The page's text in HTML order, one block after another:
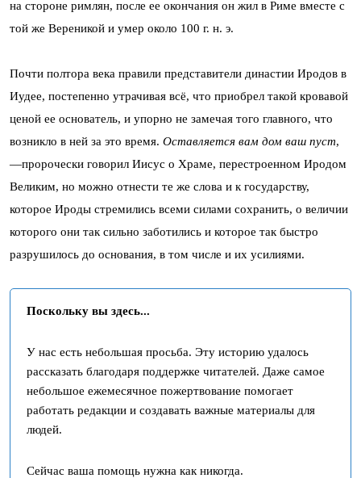
на стороне римлян, после ее окончания он жил в Риме вместе с
той же Вереникой и умер около 100 г. н. э.
Почти полтора века правили представители династии Иродов в
Иудее, постепенно утрачивая всё, что приобрел такой кровавой
ценой ее основатель, и упорно не замечая того главного, что
возникло в ней за это время. Оставляется вам дом ваш пуст,
—пророчески говорил Иисус о Храме, перестроенном Иродом
Великим, но можно отнести те же слова и к государству,
которое Ироды стремились всеми силами сохранить, о величии
которого они так сильно заботились и которое так быстро
разрушилось до основания, в том числе и их усилиями.
Поскольку вы здесь...
У нас есть небольшая просьба. Эту историю удалось
рассказать благодаря поддержке читателей. Даже самое
небольшое ежемесячное пожертвование помогает
работать редакции и создавать важные материалы для
людей.
Сейчас ваша помощь нужна как никогда.